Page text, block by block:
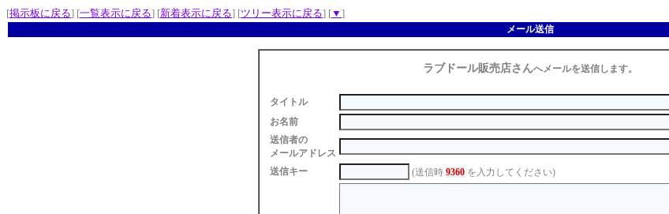
[掲示板に戻る] [一覧表示に戻る] [新着表示に戻る] [ツリー表示に戻る] [▼ ]
メール送信
ラブドール販売店さんへメールを送信します。
タイトル
お名前
送信者の
メールアドレス
送信キー
(送信時 9360を入力してください)